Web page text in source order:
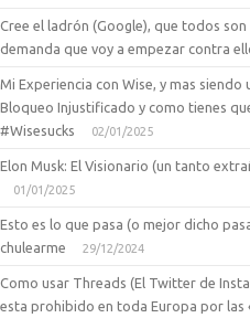
Cree el ladrón (Google), que todos
demanda que voy a empezar contra
Mi Experiencia con Wise, y mas siendo
Bloqueo Injustificado y como tienes
#Wisesucks
02/01/2025
Elon Musk: El Visionario (un tanto
01/01/2025
Esto es lo que pasa (o mejor dicho
chulearme
29/12/2024
Como usar Threads (El Twitter de
esta prohibido en toda Europa por las